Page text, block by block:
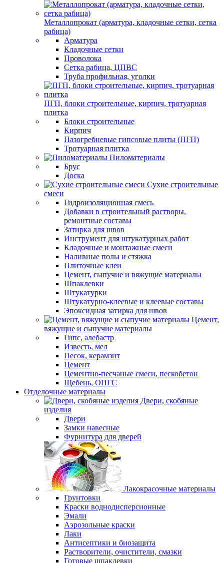
Металлопрокат (арматура, кладочные сетки, сетка
рабица)
Арматура
Кладочные сетки
Проволока
Сетка рабица, ЦПВС
Труба профильная, уголки
ПГП, блоки строительные, кирпич, тротуарная
плитка
Блоки строительные
Кирпич
Пазогребневые гипсовые плиты (ПГП)
Тротуарная плитка
Пиломатериалы
Брус
Доска
Сухие строительные
смеси
Гидроизоляционная смесь
Добавки в строительный растворы,
ремонтные составы
Затирка для швов
Инструмент для штукатурных работ
Кладочные и монтажные смеси
Наливные полы и стяжка
Плиточные клеи
Цемент, сыпучие и вяжущие материалы
Шпаклевки
Штукатурки
Штукатурно-клеевые и клеевые составы
Эпоксидная затирка для швов
Цемент,
вяжущие и сыпучие материалы
Гипс, алебастр
Известь, мел
Песок, керамзит
Цемент
Цементно-песчаные смеси, пескобетон
Щебень, ОПГС
Отделочные материалы
Двери, скобяные
изделия
Двери
Замки навесные
Фурнитура для дверей
Лакокрасочные материалы
Грунтовки
Краски воднодисперсионные
Эмали
Аэрозольные краски
Лаки
Антисептики и биозащита
Растворители, очистители, смазки
Готовые шпаклевки